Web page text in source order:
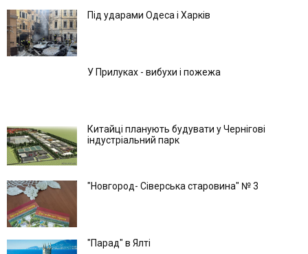
Під ударами Одеса і Харків
У Прилуках - вибухи і пожежа
Китайці планують будувати у Чернігові
індустріальний парк
"Новгород- Сіверська старовина" № 3
"Парад" в Ялті